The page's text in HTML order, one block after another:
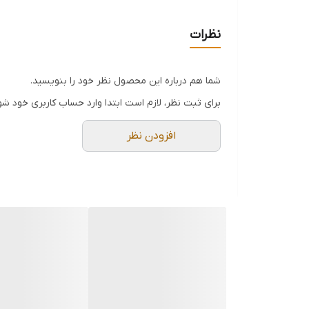
نظرات
شما هم درباره این محصول نظر خود را بنویسید.
برای ثبت نظر، لازم است ابتدا وارد حساب کاربری خود
افزودن نظر